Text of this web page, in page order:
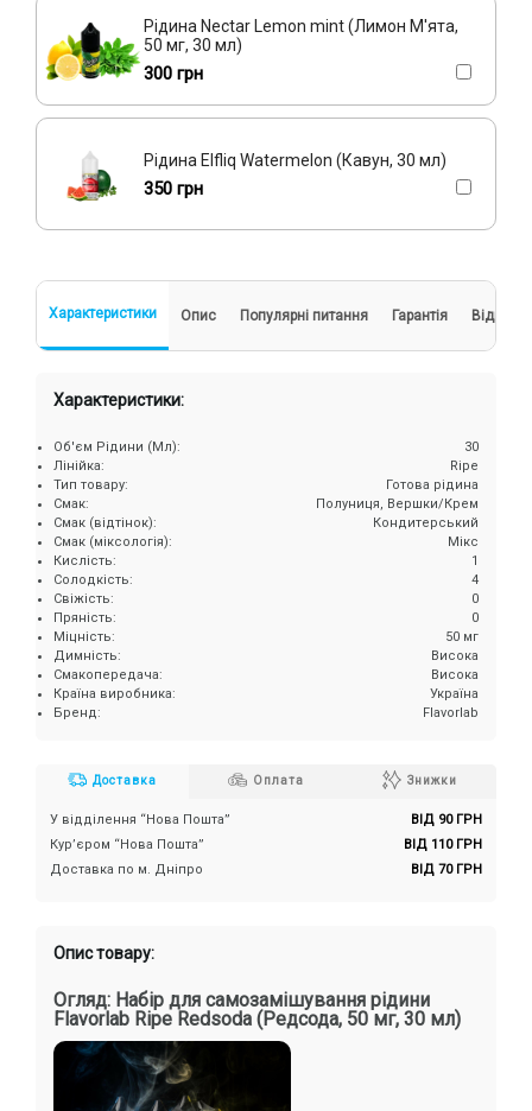
Рідина Nectar Lemon mint (Лимон М'ята,
50 мг, 30 мл)
300 грн
Рідина Elfliq Watermelon (Кавун, 30 мл)
350 грн
Характеристики Опис Популярні питання Гарантія Відгуки
Характеристики:
Об'єм Рідини (Мл):
30
Лінійка:
Ripe
Тип товару:
Готова рідина
Смак:
Полуниця, Вершки/Крем
Смак (відтінок):
Кондитерський
Смак (міксологія):
Мікс
Кислість:
1
Солодкість:
4
Свіжість:
0
Пряність:
0
Міцність:
50 мг
Димність:
Висока
Смакопередача:
Висока
Країна виробника:
Україна
Бренд:
Flavorlab
Доставка Оплата Знижки
У відділення “Нова Пошта”
ВІД 90 ГРН
Кур’єром “Нова Пошта”
ВІД 110 ГРН
Доставка по м. Дніпро
ВІД 70 ГРН
Опис товару:
Огляд: Набір для самозамішування рідини
Flavorlab Ripe Redsoda (Редсода, 50 мг, 30 мл)